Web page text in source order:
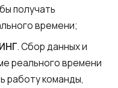
получать
времени;
. Сбор данных и
реального времени
работу команды,